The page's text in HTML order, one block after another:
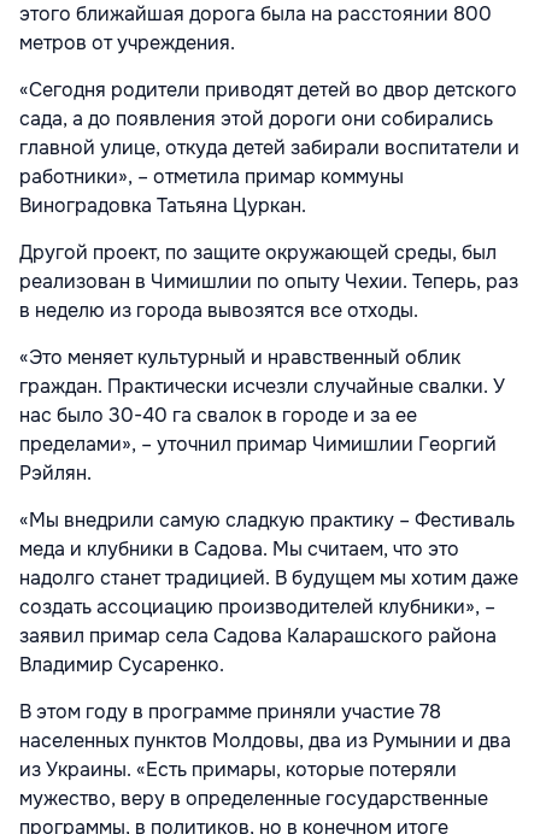
этого ближайшая дорога была на расстоянии 800
метров от учреждения.
«Сегодня родители приводят детей во двор детского
сада, а до появления этой дороги они собирались
главной улице, откуда детей забирали воспитатели и
работники», – отметила примар коммуны
Виноградовка Татьяна Цуркан.
Другой проект, по защите окружающей среды, был
реализован в Чимишлии по опыту Чехии. Теперь, раз
в неделю из города вывозятся все отходы.
«Это меняет культурный и нравственный облик
граждан. Практически исчезли случайные свалки. У
нас было 30-40 га свалок в городе и за ее
пределами», – уточнил примар Чимишлии Георгий
Рэйлян.
«Мы внедрили самую сладкую практику – Фестиваль
меда и клубники в Садова. Мы считаем, что это
надолго станет традицией. В будущем мы хотим даже
создать ассоциацию производителей клубники», –
заявил примар села Садова Каларашского района
Владимир Сусаренко.
В этом году в программе приняли участие 78
населенных пунктов Молдовы, два из Румынии и два
из Украины. «Есть примары, которые потеряли
мужество, веру в определенные государственные
программы, в политиков, но в конечном итоге